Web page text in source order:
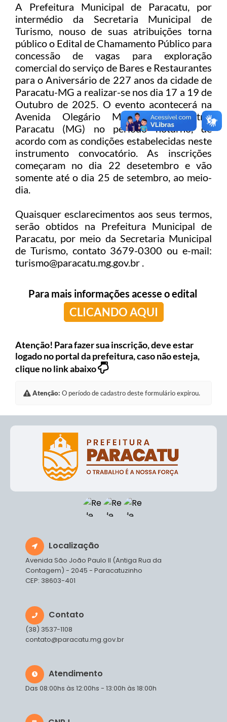
A Prefeitura Municipal de Paracatu, por
intermédio da Secretaria Municipal de
Turismo, nouso de suas atribuições torna
público o Edital de Chamamento Público para
concessão de vagas para exploração
comercial do serviço de Bares e Restaurantes
para o Aniversário de 227 anos da cidade de
Paracatu-MG a realizar-se nos dia 17 a 19 de
Outubro de 2025. O evento acontecerá na
Avenida Olegário Maciel, s/n, centro,
Paracatu (MG) no período noturno, de
acordo com as condições estabelecidas neste
instrumento convocatório. As inscrições
começaram no dia 22 desetembro e vão
somente até o dia 25 de setembro, ao meio-
dia.
Quaisquer esclarecimentos aos seus termos,
serão obtidos na Prefeitura Municipal de
Paracatu, por meio da Secretaria Municipal
de Turismo, contato 3679-0300 ou e-mail:
turismo@paracatu.mg.gov.br .
Para mais informações acesse o edital
CLICANDO AQUI
Atenção! Para fazer sua inscrição, deve estar
logado no portal da prefeitura, caso não esteja,
clique no link abaixo
Atenção: O período de cadastro deste formulário expirou.
Localização
Avenida São João Paulo II (Antiga Rua da
Contagem) - 2045 - Paracatuzinho
CEP: 38603-401
Contato
(38) 3537-1108
contato@paracatu.mg.gov.br
Atendimento
Das 08:00hs às 12:00hs - 13:00h às 18:00h